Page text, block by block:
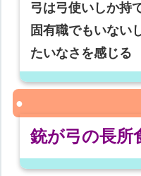
弓は弓使いしか持
固有職でもいない
たいなさを感じる
銃が弓の長